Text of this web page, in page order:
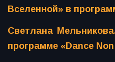
Вселенной» в
Светлана
программе «Dance